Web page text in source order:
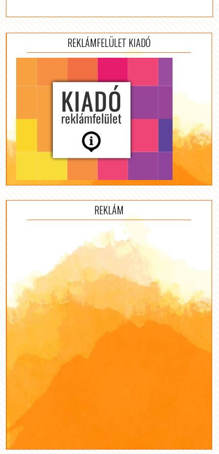
REKLÁMFELÜLET KIADÓ
REKLÁM